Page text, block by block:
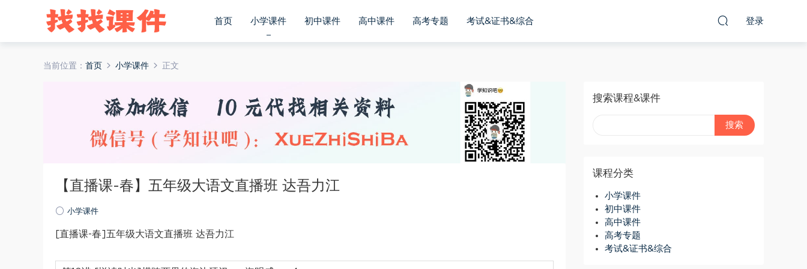
首页 小学课件 初中课件 高中课件 高考专题 考试&证书&综合 登录
当前位置： 首页 小学课件 正文
【直播课-春】五年级大语文直播班 达吾力江
小学课件
[直播课-春]五年级大语文直播班 达吾力江
搜索课程&课件
课程分类
小学课件
初中课件
高中课件
高考专题
考试&证书&综合